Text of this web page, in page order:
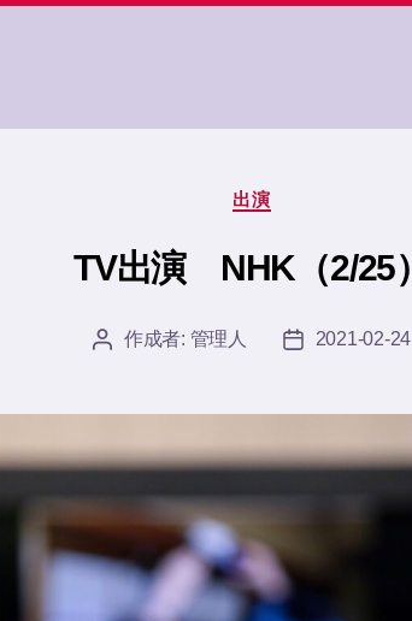
カ
テ
リ
ー
出演
TV出演 NHK（2/25）
投 作成者: 管理人
投
2021-02-24